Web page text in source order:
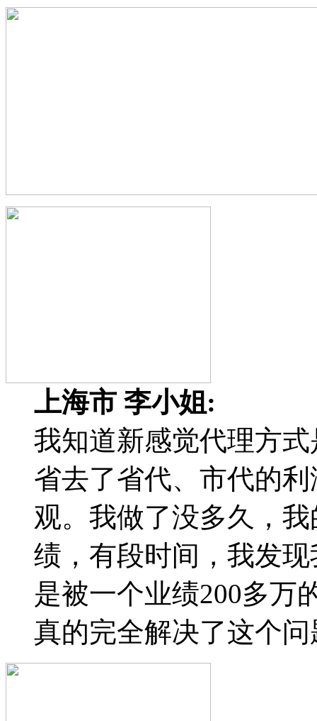
上海市 李小姐:
我知道新感觉代理方
省去了省代、市代的
观。我做了没多久，
绩，有段时间，我发
是被一个业绩200多万
真的完全解决了这个